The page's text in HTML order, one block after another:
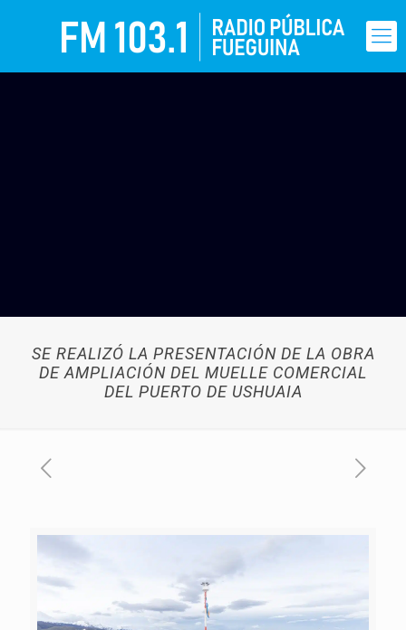
SE REALIZÓ LA PRESENTACIÓN DE LA OBRA
DE AMPLIACIÓN DEL MUELLE COMERCIAL
DEL PUERTO DE USHUAIA